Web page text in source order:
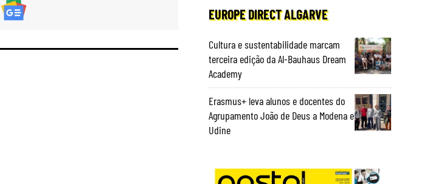
EUROPE DIRECT ALGARVE
Cultura e sustentabilidade marcam
terceira edição da Al-Bauhaus Dream
Academy
Erasmus+ leva alunos e docentes do
Agrupamento João de Deus a Modena e
Udine